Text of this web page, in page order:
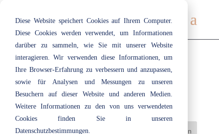
Diese Website speichert Cookies auf Ihrem Computer.
Diese Cookies werden verwendet, um Informationen
darüber zu sammeln, wie Sie mit unserer Website
interagieren. Wir verwenden diese Informationen, um
Ihre Browser-Erfahrung zu verbessern und anzupassen,
sowie für Analysen und Messungen zu unseren
Besuchern auf dieser Website und anderen Medien.
Weitere Informationen zu den von uns verwendeten
Cookies finden Sie in unseren
Datenschutzbestimmungen.
085 | Ankerit
Juli 19, 2019 Braun